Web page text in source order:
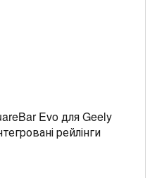
Evo для Geely
рейлінги